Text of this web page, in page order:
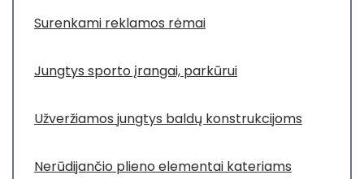
Surenkami reklamos rėmai
Jungtys sporto įrangai, parkūrui
Užveržiamos jungtys baldų konstrukcijoms
Nerūdijančio plieno elementai kateriams